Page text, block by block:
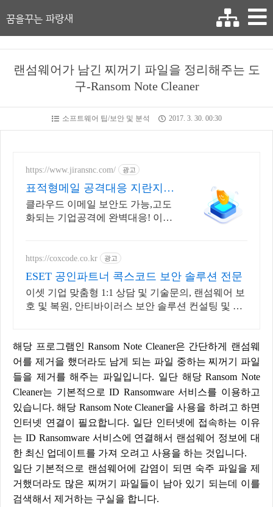
꿈을꾸는 파랑새
랜섬웨어가 남긴 찌꺼기 파일을 정리해주는 도
구-Ransom Note Cleaner
소프트웨어 팁/보안 및 분석 2017. 3. 30. 00:30
https://www.jiransnc.com/ 광고
표적형메일 공격대응 지란지교
IT 보안솔루션 전문기업
클라우드 이메일 보안도 가능,고도
화되는 기업공격에 완벽대응! 이메
https://coxcode.co.kr 광고
ESET 공인파트너 콕스코드 보안 솔루션 전문
이셋 기업 맞춤형 1:1 상담 및 기술문의, 랜섬웨어 보
호 및 복원, 안티바이러스 보안 솔루션 컨설팅 및 가
해당 프로그램인 Ransom Note Cleaner은 간단하게 랜섬웨
어를 제거을 했더라도 남게 되는 파일 중하는 찌꺼기 파일
들을 제거를 해주는 파일입니다. 일단 해당 Ransom Note
Cleaner는 기본적으로 ID Ransomware 서비스를 이용하고
있습니다. 해당 Ransom Note Cleaner을 사용을 하려고 하면
인터넷 연결이 필요합니다. 일단 인터넷에 접속하는 이유
는 ID Ransomware 서비스에 연결해서 랜섬웨어 정보에 대
한 최신 업데이트를 가져 오려고 사용을 하는 것입니다.
일단 기본적으로 랜섬웨어에 감염이 되면 숙주 파일을 제
거했더라도 많은 찌꺼기 파일들이 남아 있기 되는데 이를
검색해서 제거하는 구실을 합니다.